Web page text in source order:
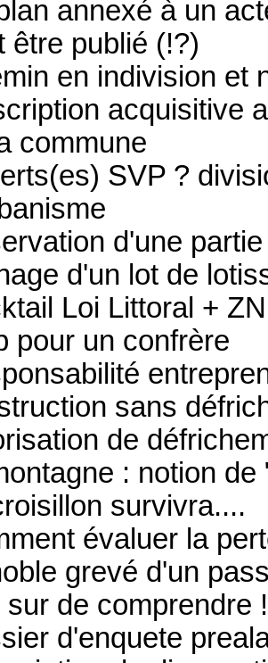
annexé à un
être publié (!?)
en indivision et
acquisitive
commune
SVP ?
d'une
d'un lot de
Loi Littoral +
pour un confrère
sans
de
: notion
survivra....
évaluer la
grevé d'un
sur de comprendre !
d'enquete